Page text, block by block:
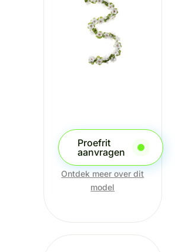
Proefrit
aanvragen
Ontdek meer over dit
model